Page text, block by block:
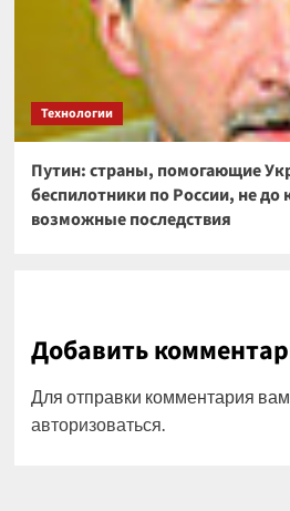
Технологии
Путин: страны, помогающие
беспилотники по России, не
возможные последствия
Добавить
Для отправки комментария
авторизоваться